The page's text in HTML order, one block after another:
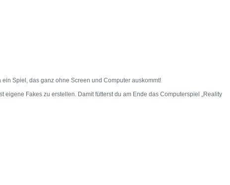
Spiel, das ganz ohne Screen und Computer auskommt!
Fakes zu erstellen. Damit fütterst du am Ende das Computerspiel „Reality